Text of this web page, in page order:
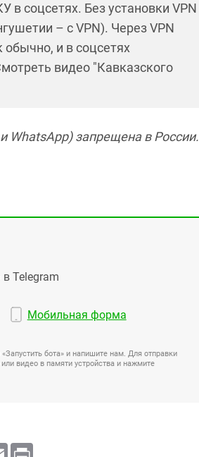
в соцсетях. Без установки VPN
– с VPN). Через VPN
и в соцсетях
видео "Кавказского
WhatsApp) запрещена в России.
Telegram
Мобильная форма
бота» и напишите нам. Для отправки
видео в памяти устройства и нажмите
Email